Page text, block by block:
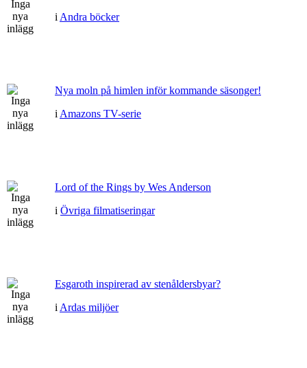
i Andra böcker
Nya moln på himlen inför kommande säsonger!
i Amazons TV-serie
Lord of the Rings by Wes Anderson
i Övriga filmatiseringar
Esgaroth inspirerad av stenåldersbyar?
i Ardas miljöer